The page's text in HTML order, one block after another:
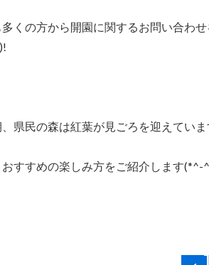
くの方から開園に関するお問い合わ
、県民の森は紅葉が見ごろを迎えてい
おすすめの楽しみ方をご紹介します(*^-